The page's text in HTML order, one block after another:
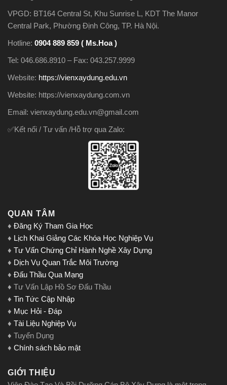
VPGD: BT164 Central St, Khu Sunrise L, KDT The Manor
Central Park, Phường Định Công, TP. Hà Nội.
Hotline: 0904 889 859 ( Ms.Hoa )
Tel: 046.686.8910 – Fax: 043.257.9999
Website: https://vienxaydung.edu.vn
Website: https://vienxaydung.com.vn
Email: vienxaydung.edu.vn@gmail.com
✅Kết nối / Tư vấn /Hỗ trợ qua Zalo:
QUAN TÂM
♦ Đăng Ký Tham Gia Học
♦ Lịch Khai Giảng Các Khóa Học Nghiệp Vụ
♦ Tư Vấn Chứng Chỉ Hành Nghề Xây Dựng
♦ Dịch Vụ Quan Trắc Môi Trường
♦ Đấu Thầu Qua Mạng
♦ Tư Vấn Lập Hồ Sơ Đấu Thầu
♦ Tin Tức Cập Nhập
♦ Mục Hỏi - Đáp
♦ Tài Liệu Nghiệp Vụ
♦ Tuyển Dụng
♦ Chính sách bảo mật
GIỚI THIỆU